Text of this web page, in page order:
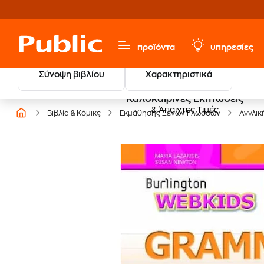
προϊόντα υπηρεσίες
Σύνοψη βιβλίου Χαρακτηριστικά
Καλοκαιρινές Εκπτώσεις
& Άπαιχτες Τιμές
Βιβλία & Κόμικς Εκμάθησης Ξένων Γλωσσών